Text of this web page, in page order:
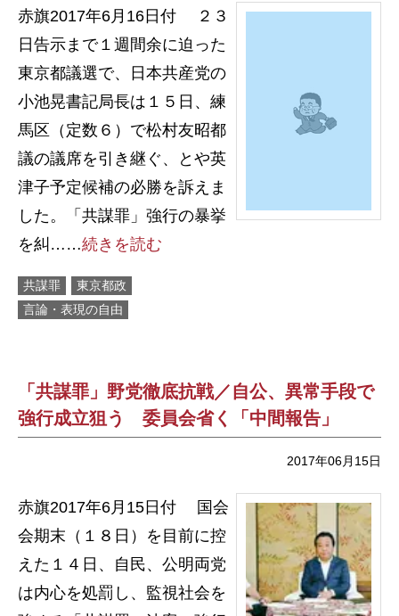
赤旗2017年6月16日付 ２３
日告示まで１週間余に迫った
東京都議選で、日本共産党の
小池晃書記局長は１５日、練
馬区（定数６）で松村友昭都
議の議席を引き継ぐ、とや英
津子予定候補の必勝を訴えま
した。「共謀罪」強行の暴挙
を糾……続きを読む
共謀罪
東京都政
言論・表現の自由
「共謀罪」野党徹底抗戦／自公、異常手段で
強行成立狙う 委員会省く「中間報告」
2017年06月15日
赤旗2017年6月15日付 国会
会期末（１８日）を目前に控
えた１４日、自民、公明両党
は内心を処罰し、監視社会を